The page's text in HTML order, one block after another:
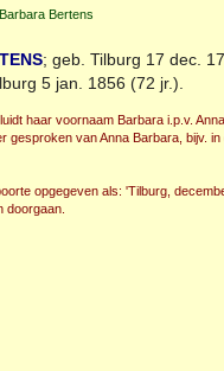
Bertens
; geb. Tilburg 17 dec.
5 jan. 1856 (72 jr.).
haar voornaam Barbara i.p.v.
gesproken van Anna Barbara, bijv.
opgegeven als: 'Tilburg,
doorgaan.